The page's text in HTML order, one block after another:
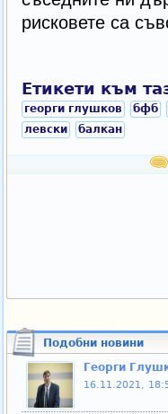
рисковете са
Етикети към
георги глушков бфб
левски
балкан
Подобни новини
Георги
16.11.2021,